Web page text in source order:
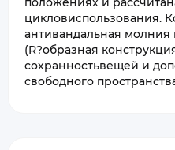
цикловиспользования.
антивандальная
(R?образная
сохранностьвещей и
свободного